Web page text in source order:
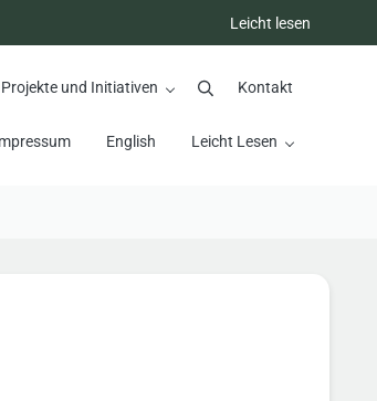
Leicht lesen
Projekte und Initiativen SuchenKontakt
English Leicht Lesen